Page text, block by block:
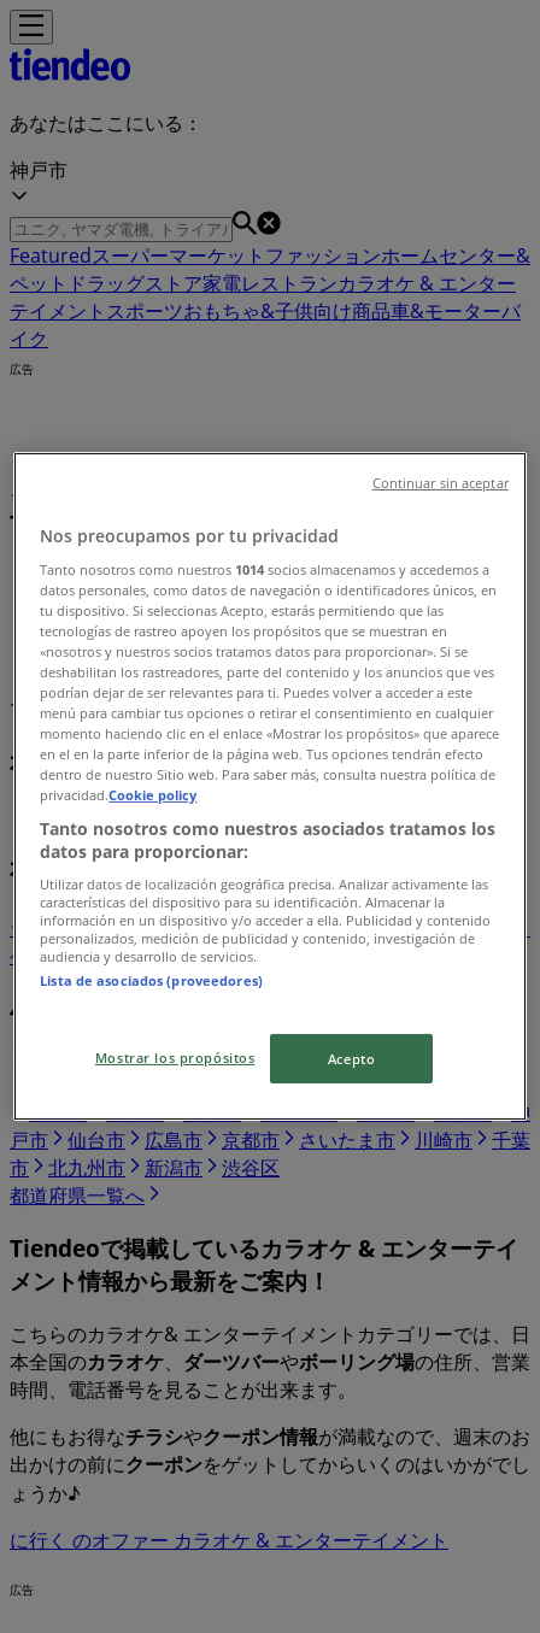
あなたはここにいる：
神戸市
Featuredスーパーマーケット ファッションホームセンター&
ペット ドラッグストア家電レストランカラオケ & エンター
テイメント スポーツおもちゃ&子供向け商品車&モーターバ
イク
広告
カラオケ & エンターテイメント 神戸
市：クーポン、割引情報、チラシ
神戸市のTiendeo»
カラオケ & エンターテイメントの神戸市チラシ
まもなく カラオケ & エンターテイメント>のカタログ・ク
ーポンの掲載を開始！
神戸市のカラオケ & エンターテイメン
トのカタログ
神戸市のチラシとお得な情報
シェルター水着水族館ランタン米カーテンネックレスフット
ケアスーツケース
他のまちのカラオケ & エンターテイメ
東京都 大阪市 横浜市 名古屋市 福岡市 札幌市
神
戸市
仙台市 広島市 京都市 さいたま市 川崎市
千葉
市
北九州市 新潟市
渋谷区
都道府県一覧へ
Tiendeoで掲載しているカラオケ & エンターテイ
メント情報から最新をご案内！
こちらのカラオケ& エンターテイメントカテゴリーでは、日
本全国のカラオケ、 ダーツバーやボーリング場の住所、営業
時間、電話番号を見ることが出来ます。
他にもお得なチラシやクーポン情報が満載なので、週末のお
出かけの前にクーポンをゲットしてからいくのはいかがでし
ょうか♪
に行く のオファー カラオケ & エンターテイメント
広告
Nos preocupamos por tu privacidad
Tanto nosotros como nuestros 1014 socios almacenamos y accedemos a
datos personales, como datos de navegación o identificadores únicos, en
tu dispositivo. Si seleccionas Acepto, estarás permitiendo que las
tecnologías de rastreo apoyen los propósitos que se muestran en
«nosotros y nuestros socios tratamos datos para proporcionar». Si se
deshabilitan los rastreadores, parte del contenido y los anuncios que ves
podrían dejar de ser relevantes para ti. Puedes volver a acceder a este
menú para cambiar tus opciones o retirar el consentimiento en cualquier
momento haciendo clic en el enlace «Mostrar los propósitos» que aparece
en el en la parte inferior de la página web. Tus opciones tendrán efecto
dentro de nuestro Sitio web. Para saber más, consulta nuestra política de
privacidad.Cookie policy
Tanto nosotros como nuestros asociados tratamos los
datos para proporcionar:
Utilizar datos de localización geográfica precisa. Analizar activamente las
características del dispositivo para su identificación. Almacenar la
información en un dispositivo y/o acceder a ella. Publicidad y contenido
personalizados, medición de publicidad y contenido, investigación de
audiencia y desarrollo de servicios.
Lista de asociados (proveedores)
Mostrar los propósitos Acepto
Continuar sin aceptar